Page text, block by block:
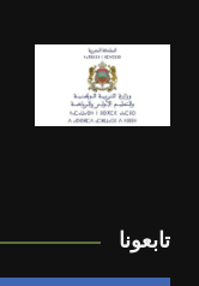
تابعونا